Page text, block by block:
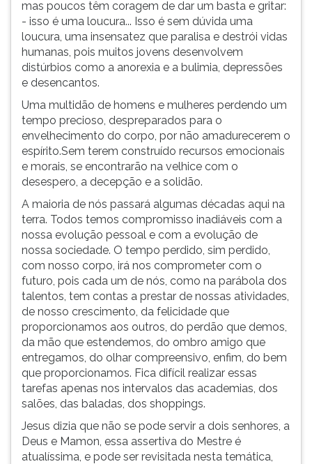
mas poucos têm coragem de dar um basta e gritar:
- isso é uma loucura... Isso é sem dúvida uma
loucura, uma insensatez que paralisa e destrói vidas
humanas, pois muitos jovens desenvolvem
distúrbios como a anorexia e a bulimia, depressões
e desencantos.
Uma multidão de homens e mulheres perdendo um
tempo precioso, despreparados para o
envelhecimento do corpo, por não amadurecerem o
espírito.Sem terem construído recursos emocionais
e morais, se encontrarão na velhice com o
desespero, a decepção e a solidão.
A maioria de nós passará algumas décadas aqui na
terra. Todos temos compromisso inadiáveis com a
nossa evolução pessoal e com a evolução de
nossa sociedade. O tempo perdido, sim perdido,
com nosso corpo, irá nos comprometer com o
futuro, pois cada um de nós, como na parábola dos
talentos, tem contas a prestar de nossas atividades,
de nosso crescimento, da felicidade que
proporcionamos aos outros, do perdão que demos,
da mão que estendemos, do ombro amigo que
entregamos, do olhar compreensivo, enfim, do bem
que proporcionamos. Fica difícil realizar essas
tarefas apenas nos intervalos das academias, dos
salões, das baladas, dos shoppings.
Jesus dizia que não se pode servir a dois senhores, a
Deus e Mamon, essa assertiva do Mestre é
atualíssima, e pode ser revisitada nesta temática,